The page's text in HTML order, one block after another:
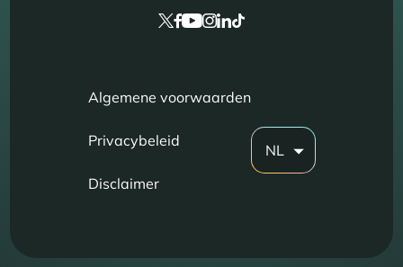
Algemene voorwaarden
Privacybeleid
Disclaimer
NL